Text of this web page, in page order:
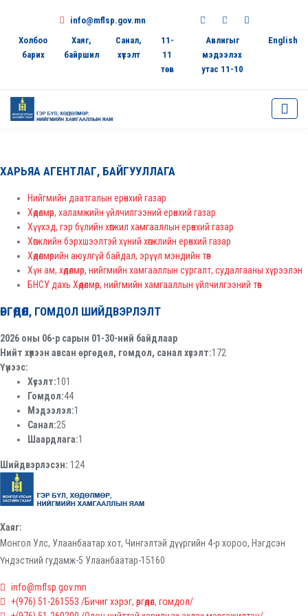
info@mflsp.gov.mn
Холбоо
барих
Хаяг,
байршил
Санал,
хүсэлт
11-
11
төв
Авлигыг
мэдээлэх
утас 11-10
English
ХАРЬЯА АГЕНТЛАГ, БАЙГУУЛЛАГА
Нийгмийн даатгалын ерөнхий газар
Хөдөлмөр, халамжийн үйлчилгээний ерөнхий газар
Хүүхэд, гэр бүлийн хөгжил хамгааллын ерөнхий газар
Хөгжлийн бэрхшээлтэй хүний хөгжлийн ерөнхий газар
Хөдөлмөрийн аюулгүй байдал, эрүүл мэндийн төв
Хүн ам, хөдөлмөр, нийгмийн хамгааллын сургалт, судалгааны хүрээлэн
БНСУ дахь Хөдөлмөр, нийгмийн хамгааллын үйлчилгээний төв
ӨРГӨДӨЛ, ГОМДОЛ ШИЙДВЭРЛЭЛТ
2026 оны 06-р сарын 01-30-ний байдлаар
Нийт хүлээн авсан өргөдөл, гомдол, санал хүсэлт:172
Үүнээс:
Хүсэлт:101
Гомдол:44
Мэдээлэл:1
Санал:25
Шаардлага:1
Шийдвэрлэсэн: 124
Хаяг:
Монгол Улс, Улаанбаатар хот, Чингэлтэй дүүргийн 4-р хороо, Нэгдсэн
Үндэстний гудамж-5 Улаанбаатар-15160
info@mflsp.gov.mn
+(976) 51-261553 /Бичиг хэрэг, өргөдөл, гомдол/